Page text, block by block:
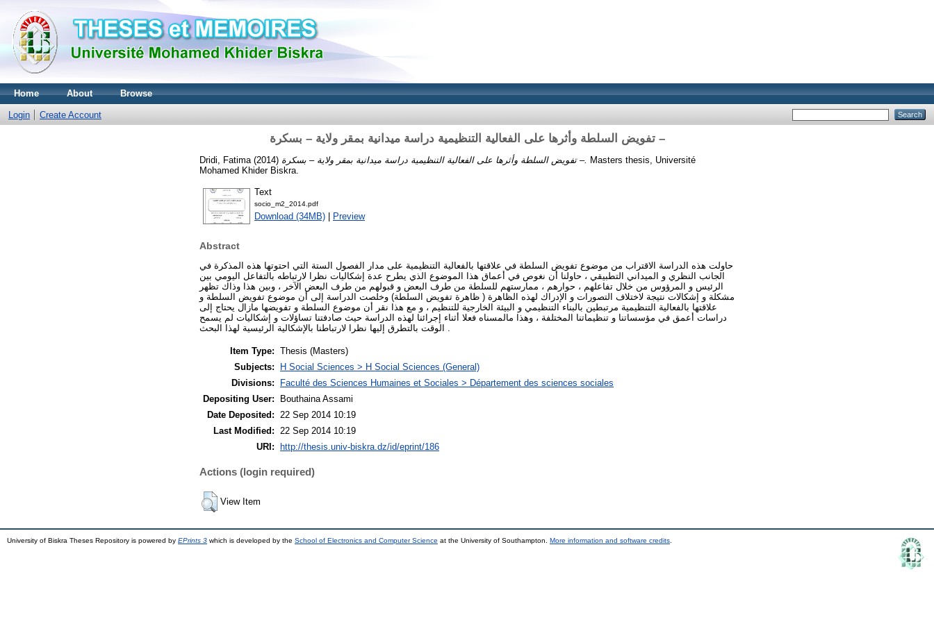
Home About Browse
Login Create Account
تفويض السلطة وأثرها على الفعالية التنظيمية دراسة ميدانية بمقر ولاية – بسكرة –
Dridi, Fatima (2014) تفويض السلطة وأثرها على الفعالية التنظيمية دراسة ميدانية بمقر ولاية – بسكرة –. Masters thesis, Université
Mohamed Khider Biskra.
Text
socio_m2_2014.pdf
Download (34MB) | Preview
Abstract
حاولت هذه الدراسة الاقتراب من موضوع تفويض السلطة في علاقتها بالفعالية التنظيمية على مدار الفصول الستة التي احتوتها هذه المذكرة في
الجانب النظري و الميداني التطبيقي ، حاولنا أن نغوص في أعماق هذا الموضوع الذي يطرح عدة إشكاليات نظرا لارتباطه بالتفاعل اليومي بين
الرئيس و المرؤوس من خلال تفاعلهم ، حوارهم ، ممارستهم للسلطة من طرف البعض و قبولهم من طرف البعض الآخر ، وبين هذا وذاك تظهر
مشكلة و إشكالات نتيجة لاختلاف التصورات و الإدراك لهذه الظاهرة ( ظاهرة تفويض السلطة) وخلصت الدراسة إلى أن موضوع تفويض السلطة و
علاقتها بالفعالية التنظيمية مرتبطين بالبناء التنظيمي و البيئة الخارجية للتنظيم ، و مع هذا نقر أن موضوع السلطة و تفويضها مازال يحتاج إلى
دراسات أعمق في مؤسساتنا و تنظيماتنا المختلفة ، وهذا مالمسناه فعلا أثناء إجرائنا لهذه الدراسة حيث صادفتنا تساؤلات و إشكاليات لم يسمح
الوقت بالتطرق إليها نظرا لارتباطنا بالإشكالية الرئيسية لهذا البحث .
Item Type: Thesis (Masters)
Subjects:
H Social Sciences > H Social Sciences (General)
Divisions:
Faculté des Sciences Humaines et Sociales > Département des sciences sociales
Depositing User:
Bouthaina Assami
Date Deposited:
22 Sep 2014 10:19
Last Modified:
22 Sep 2014 10:19
URI:
http://thesis.univ-biskra.dz/id/eprint/186
Actions (login required)
View Item
University of Biskra Theses Repository is powered by EPrints 3 which is developed by the School of Electronics and Computer Science at the University of Southampton. More information and software credits